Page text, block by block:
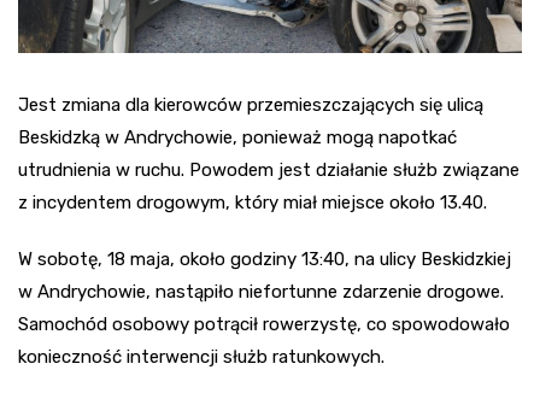
Jest zmiana dla kierowców przemieszczających się ulicą
Beskidzką w Andrychowie, ponieważ mogą napotkać
utrudnienia w ruchu. Powodem jest działanie służb związane
z incydentem drogowym, który miał miejsce około 13.40.
W sobotę, 18 maja, około godziny 13:40, na ulicy Beskidzkiej
w Andrychowie, nastąpiło niefortunne zdarzenie drogowe.
Samochód osobowy potrącił rowerzystę, co spowodowało
konieczność interwencji służb ratunkowych.